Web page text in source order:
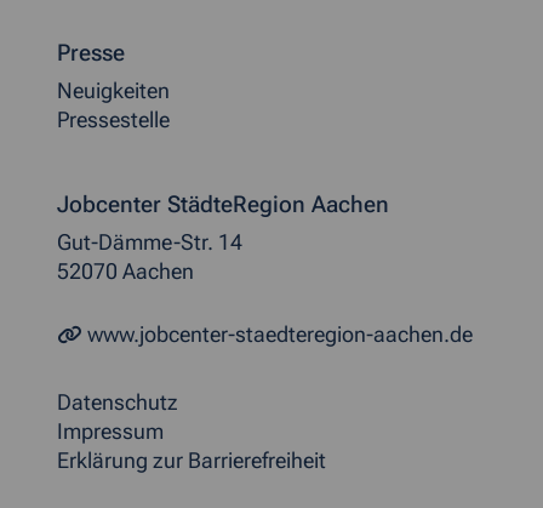
Presse
Neuigkeiten
Pressestelle
Jobcenter StädteRegion Aachen
Gut-Dämme-Str. 14
52070 Aachen
www.jobcenter-staedteregion-aachen.de
Datenschutz
Impressum
Erklärung zur Barrierefreiheit